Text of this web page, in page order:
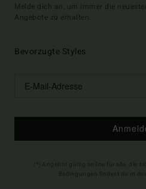
Melde dich an, um immer die
Angebote zu erhalten.
Bevorzugte Styles